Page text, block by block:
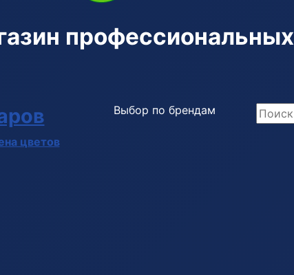
профессиональных
цветов
Выбор по брендам